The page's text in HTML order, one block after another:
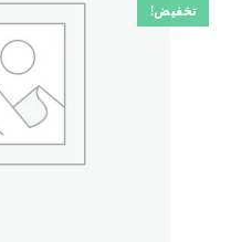
تخفيض!